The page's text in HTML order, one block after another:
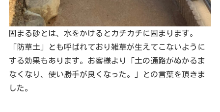
固まる砂とは、水をかけるとカチカチに固まります。
「防草土」とも呼ばれており雑草が生えてこないように
する効果もあります。お客様より「土の通路がぬかるま
なくなり、使い勝手が良くなった。」との言葉を頂きま
した。